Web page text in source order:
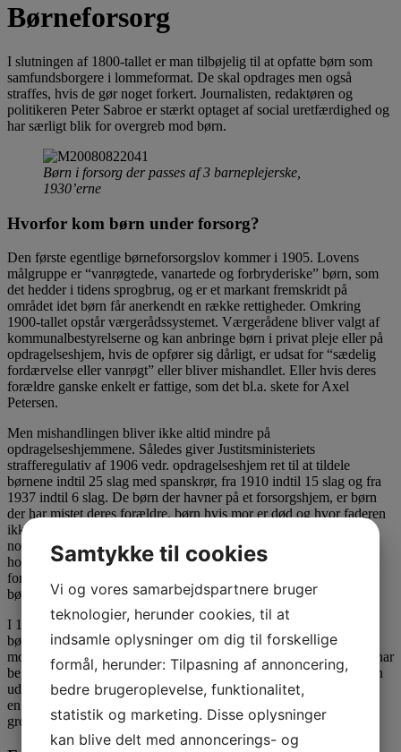
Børneforsorg
I slutningen af 1800-tallet er man tilbøjelig til at opfatte børn som
samfundsborgere i lommeformat. De skal opdrages men også
straffes, hvis de gør noget forkert. Journalisten, redaktøren og
politikeren Peter Sabroe er stærkt optaget af social uretfærdighed og
har særligt blik for overgreb mod børn.
Børn i forsorg der passes af 3 barneplejerske,
1930’erne
Hvorfor kom børn under forsorg?
Den første egentlige børneforsorgslov kommer i 1905. Lovens
målgruppe er “vanrøgtede, vanartede og forbryderiske” børn, som
det hedder i tidens sprogbrug, og er et markant fremskridt på
området idet børn får anerkendt en række rettigheder. Omkring
1900-tallet opstår værgerådssystemet. Værgerådene bliver valgt af
kommunalbestyrelserne og kan anbringe børn i privat pleje eller på
opdragelseshjem, hvis de opfører sig dårligt, er udsat for “sædelig
fordærvelse eller vanrøgt” eller bliver mishandlet. Eller hvis deres
forældre ganske enkelt er fattige, som det bl.a. skete for Axel
Petersen.
Men mishandlingen bliver ikke altid mindre på
opdragelseshjemmene. Således giver Justitsministeriets
strafferegulativ af 1906 vedr. opdragelseshjem ret til at tildele
børnene indtil 25 slag med spanskrør, fra 1910 indtil 15 slag og fra
1937 indtil 6 slag. De børn der havner på et forsorgshjem, er børn
der har mistet deres forældre, børn hvis mor er død og hvor faderen
ikke føler, at han magter at passe barnet eller børn som har begået
noget kriminelt: “Mor døde, da jeg blev født, og derfor boede jeg
hos min Bedstemoder, til jeg var otte Aar, da Far foer til Søs…”,
fortæller Cathrine Lund, om baggrunden for sit ophold på et
børnehjem.
I 1930’erne er ca. et halvt hundrede tusinde børn under
børneværnets tilsyn. Staten får derved magt til at bryde evt.
modstand fra forældrenes side, også i tilfælde, hvor børnene ikke har
begået noget ulovligt, men hvor de står i fare for at komme ind i en
udvikling, som staten mener, før eller senere vil bringe dem ind på
en forbryderbane, eller hvor deres velfærd på anden måde bliver
groft tilsidesat af forældrene.
Samtykke til cookies
Vi og vores samarbejdspartnere bruger
teknologier, herunder cookies, til at
indsamle oplysninger om dig til forskellige
formål, herunder: Tilpasning af annoncering,
bedre brugeroplevelse, funktionalitet,
statistik og marketing. Disse oplysninger
kan blive delt med annoncerings- og